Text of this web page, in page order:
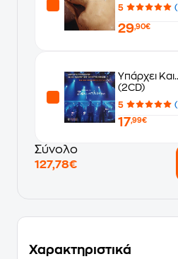
5
29,90€
Υπάρχει
(2CD)
5
17,99€
Σύνολο
127,78€
Χαρακτηριστικά